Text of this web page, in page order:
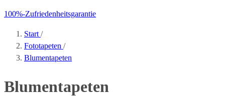
100%-Zufriedenheitsgarantie
Start /
Fototapeten /
Blumentapeten
Blumentapeten